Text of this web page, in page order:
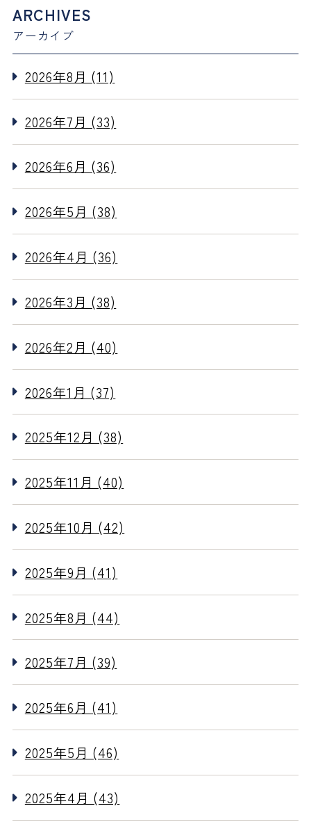
ARCHIVES
アーカイブ
2026年8月 (11)
2026年7月 (33)
2026年6月 (36)
2026年5月 (38)
2026年4月 (36)
2026年3月 (38)
2026年2月 (40)
2026年1月 (37)
2025年12月 (38)
2025年11月 (40)
2025年10月 (42)
2025年9月 (41)
2025年8月 (44)
2025年7月 (39)
2025年6月 (41)
2025年5月 (46)
2025年4月 (43)